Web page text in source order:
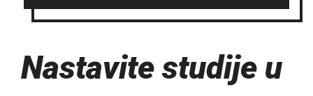
Nastavite studije u